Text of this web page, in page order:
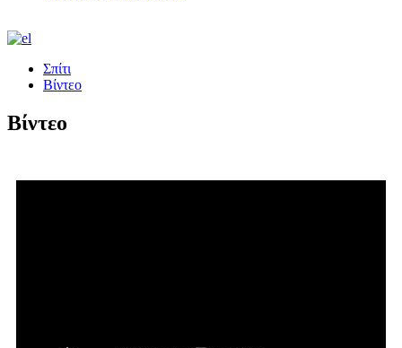
Σπίτι
Βίντεο
Βίντεο